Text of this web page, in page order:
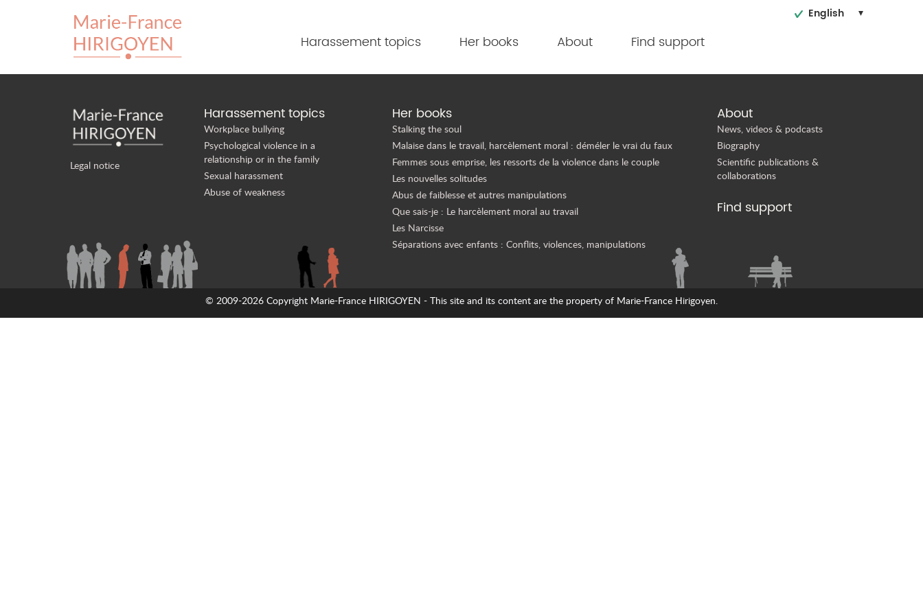
Harassement topics Her books About Find support
English
Legal notice
Harassement topics
Workplace bullying
Psychological violence in a
relationship or in the family
Sexual harassment
Abuse of weakness
Her books
Stalking the soul
Malaise dans le travail, harcèlement moral : déméler le vrai du faux
Femmes sous emprise, les ressorts de la violence dans le couple
Les nouvelles solitudes
Abus de faiblesse et autres manipulations
Que sais-je : Le harcèlement moral au travail
Les Narcisse
Séparations avec enfants : Conflits, violences, manipulations
About
News, videos & podcasts
Biography
Scientific publications &
collaborations
Find support
© 2009-2026 Copyright Marie-France HIRIGOYEN - This site and its content are the property of Marie-France Hirigoyen.